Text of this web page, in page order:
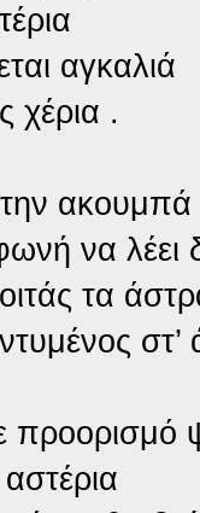
αγκαλιά
χέρια .
ακουμπά
να λέει
τα
προορισμό